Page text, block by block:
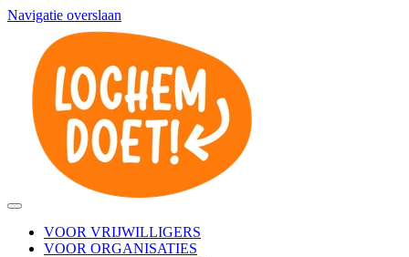
Navigatie overslaan
VOOR VRIJWILLIGERS
VOOR ORGANISATIES